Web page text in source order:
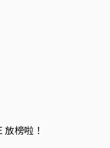
榜啦！